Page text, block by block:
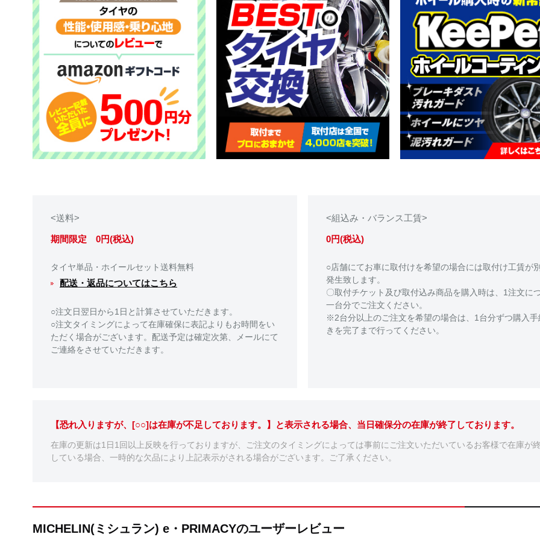
<送料>
期間限定 0円(税込)
タイヤ単品・ホイールセット送料無料
配送・返品についてはこちら
○注文日翌日から1日と計算させていただきます。
○注文タイミングによって在庫確保に表記よりもお時間をい
ただく場合がございます。配送予定は確定次第、メールにて
ご連絡をさせていただきます。
<組込み・バランス工賃>
0円(税込)
○店舗にてお車に取付けを希望の場合には取付け工賃が
発生致します。
〇取付チケット及び取付込み商品を購入時は、1注文に
一台分でご注文ください。
※2台分以上のご注文を希望の場合は、1台分ずつ購入手
きを完了まで行ってください。
【恐れ入りますが、[○○]は在庫が不足しております。】と表示される場合、当日確保分の在庫が終了しております。
在庫の更新は1日1回以上反映を行っておりますが、ご注文のタイミングによっては事前にご注文いただいているお客様で在庫が
している場合、一時的な欠品により上記表示がされる場合がございます。ご了承ください。
MICHELIN(ミシュラン) e・PRIMACYのユーザーレビュー